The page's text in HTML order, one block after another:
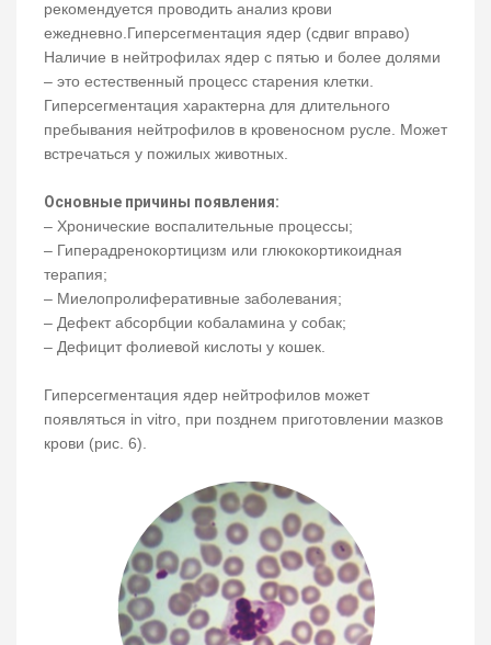
рекомендуется проводить анализ крови
ежедневно.Гиперсегментация ядер (сдвиг вправо)
Наличие в нейтрофилах ядер с пятью и более долями
– это естественный процесс старения клетки.
Гиперсегментация характерна для длительного
пребывания нейтрофилов в кровеносном русле. Может
встречаться у пожилых животных.
Основные причины появления:
– Хронические воспалительные процессы;
– Гиперадренокортицизм или глюкокортикоидная
терапия;
– Миелопролиферативные заболевания;
– Дефект абсорбции кобаламина у собак;
– Дефицит фолиевой кислоты у кошек.
Гиперсегментация ядер нейтрофилов может
появляться in vitro, при позднем приготовлении мазков
крови (рис. 6).